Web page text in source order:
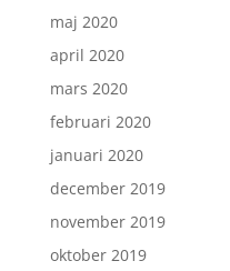
maj 2020
april 2020
mars 2020
februari 2020
januari 2020
december 2019
november 2019
oktober 2019